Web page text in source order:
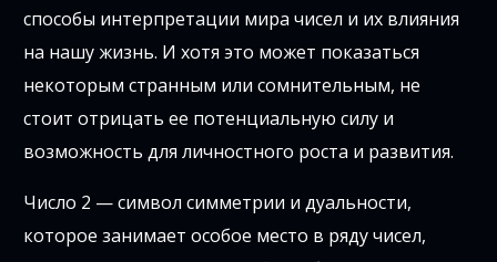
способы интерпретации мира чисел и их влияния
на нашу жизнь. И хотя это может показаться
некоторым странным или сомнительным, не
стоит отрицать ее потенциальную силу и
возможность для личностного роста и развития.
Число 2 — символ симметрии и дуальности,
которое занимает особое место в ряду чисел,